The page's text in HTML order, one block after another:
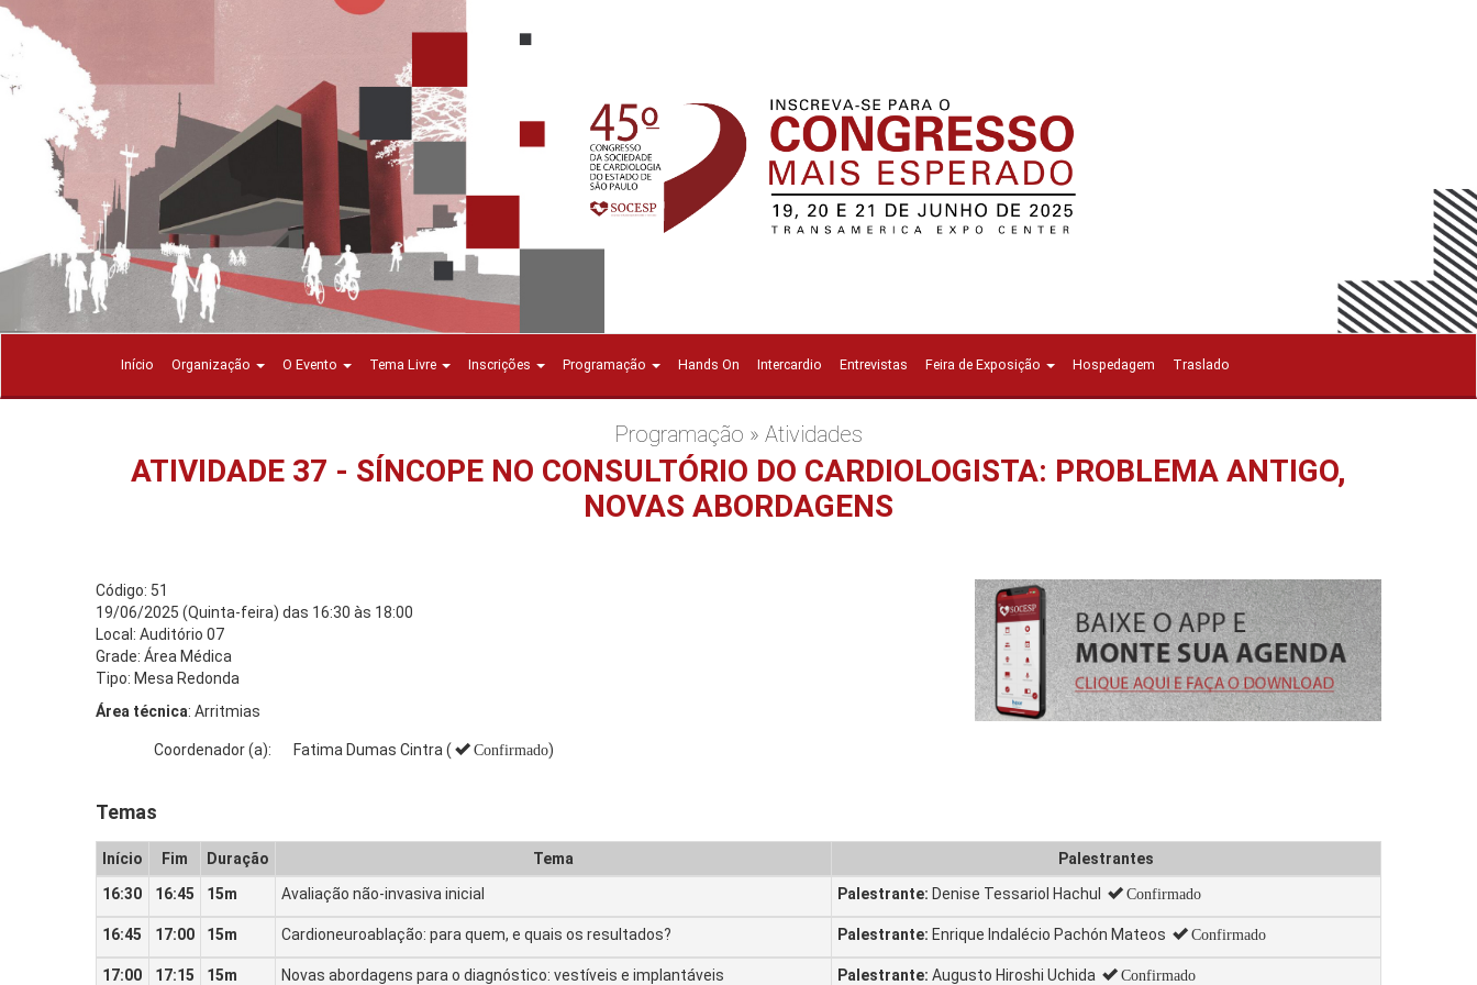
Início Organização O Evento Tema Livre Inscrições Programação Hands On Intercardio Entrevistas Feira de Exposição Hospedagem Traslado
Programação » Atividades
ATIVIDADE 37 - SÍNCOPE NO CONSULTÓRIO DO CARDIOLOGISTA: PROBLEMA ANTIGO,
NOVAS ABORDAGENS
Código: 51
19/06/2025 (Quinta-feira) das 16:30 às 18:00
Local: Auditório 07
Grade: Área Médica
Tipo: Mesa Redonda
Área técnica: Arritmias
Coordenador (a): Fatima Dumas Cintra ( Confirmado)
Temas
Início Fim Duração Tema
Palestrantes
16:30
16:45 15m Avaliação não-invasiva inicial Palestrante: Denise Tessariol Hachul Confirmado
16:45 17:00 15m Cardioneuroablação: para quem, e quais os resultados? Palestrante: Enrique Indalécio Pachón Mateos Confirmado
17:00 17:15 15m Novas abordagens para o diagnóstico: vestíveis e implantáveis Palestrante: Augusto Hiroshi Uchida Confirmado